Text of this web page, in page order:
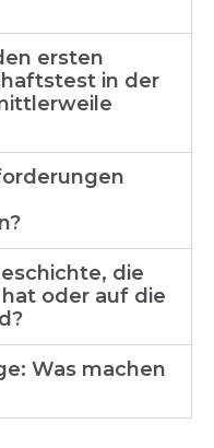
ersten
in der
die
oder auf die
Was machen